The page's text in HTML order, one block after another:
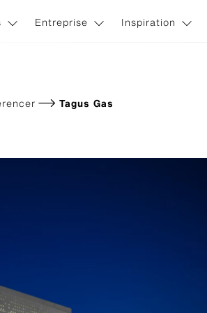
Entreprise Inspiration
Tagus Gas